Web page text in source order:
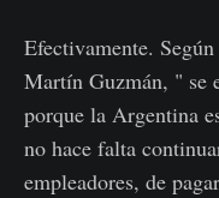
Efectivamente.
Martín Guzmán, " se
porque la Argentina
no hace falta
empleadores, de